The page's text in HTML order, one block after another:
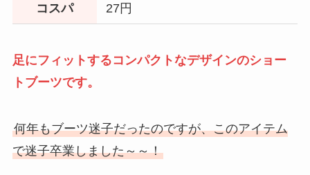
コスパ 27円
足にフィットするコンパクトなデザインのショー
トブーツです。
何年もブーツ迷子だったのですが、このアイテム
で迷子卒業しました～～！